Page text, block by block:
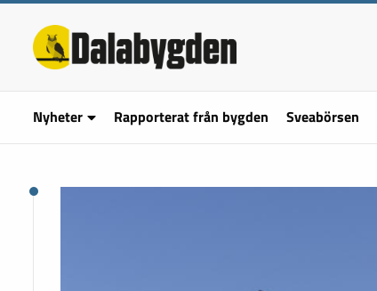
Nyheter Rapporterat från bygden Sveabörsen